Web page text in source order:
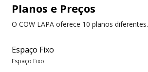
Planos e Preços
O COW LAPA oferece 10 planos diferentes.
Espaço Fixo
Espaço Fixo